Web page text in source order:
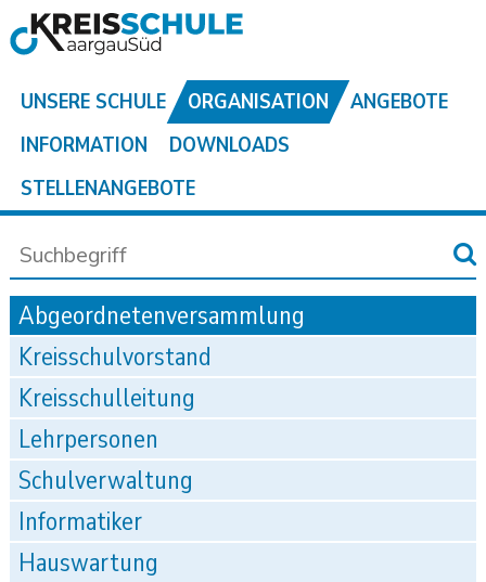
UNSERE SCHULE ORGANISATION
ANGEBOTE
INFORMATION
DOWNLOADS
STELLENANGEBOTE
Abgeordnetenversammlung
Kreisschulvorstand
Kreisschulleitung
Lehrpersonen
Schulverwaltung
Informatiker
Hauswartung